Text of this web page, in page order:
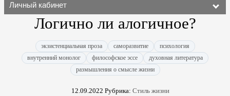
Личный кабинет
Логично ли алогичное?
экзистенциальная проза саморазвитие
психология
внутренний монолог
философское эссе
духовная литература
размышления о смысле жизни
12.09.2022 Рубрика: Стиль жизни